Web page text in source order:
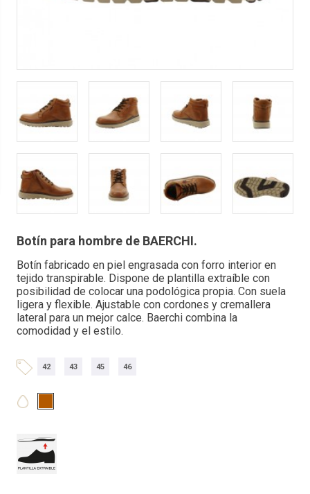
Botín para hombre de BAERCHI.
Botín fabricado en piel engrasada con forro interior en
tejido transpirable. Dispone de plantilla extraíble con
posibilidad de colocar una podológica propia. Con suela
ligera y flexible. Ajustable con cordones y cremallera
lateral para un mejor calce. Baerchi combina la
comodidad y el estilo.
42 43 45 46